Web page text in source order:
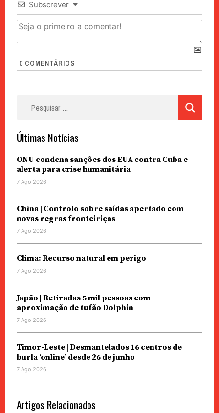
Subscrever
0 COMENTÁRIOS
Últimas Notícias
ONU condena sanções dos EUA contra Cuba e
alerta para crise humanitária
7 Ago 2026
China | Controlo sobre saídas apertado com
novas regras fronteiriças
7 Ago 2026
Clima: Recurso natural em perigo
7 Ago 2026
Japão | Retiradas 5 mil pessoas com
aproximação de tufão Dolphin
7 Ago 2026
Timor-Leste | Desmantelados 16 centros de
burla ‘online’ desde 26 de junho
7 Ago 2026
Artigos Relacionados